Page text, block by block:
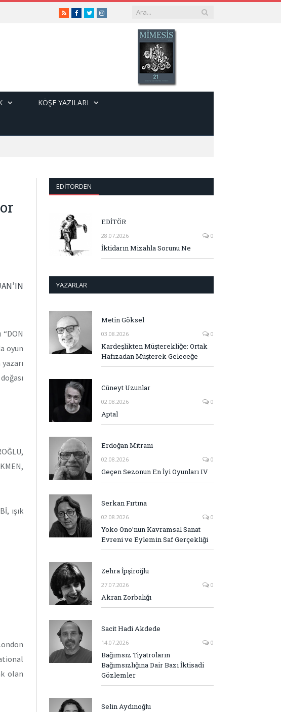
RSSFacebook
TwitterInstagram
KÖŞE YAZILARI
oyun
ışık
olan
EDITÖRDEN
EDİTÖR
28.07.2026 0
İktidarın Mizahla Sorunu Ne
YAZARLAR
Metin Göksel
03.08.2026 0
Kardeşlikten Müşterekliğe: Ortak
Hafızadan Müşterek Geleceğe
Cüneyt Uzunlar
02.08.2026 0
Aptal
Erdoğan Mitrani
02.08.2026 0
Geçen Sezonun En İyi Oyunları IV
Serkan Fırtına
02.08.2026 0
Yoko Ono’nun Kavramsal Sanat
Evreni ve Eylemin Saf Gerçekliği
Zehra İpşiroğlu
27.07.2026 0
Akran Zorbalığı
Sacit Hadi Akdede
14.07.2026 0
Bağımsız Tiyatroların
Bağımsızlığına Dair Bazı İktisadi
Gözlemler
Selin Aydınoğlu